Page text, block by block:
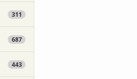
311
687
443